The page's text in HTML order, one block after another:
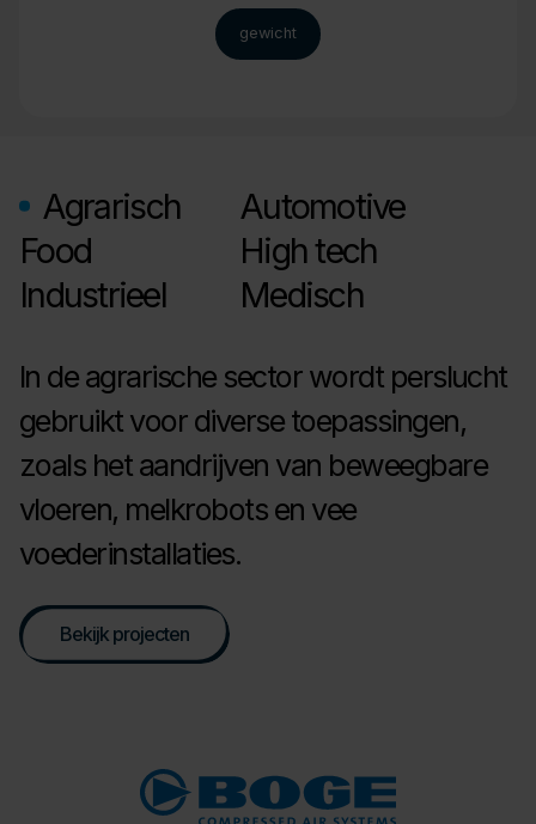
gewicht
Agrarisch
Automotive
Food
High tech
Industrieel
Medisch
In de agrarische sector wordt perslucht
gebruikt voor diverse toepassingen,
zoals het aandrijven van beweegbare
vloeren, melkrobots en vee
voederinstallaties.
Bekijk projecten